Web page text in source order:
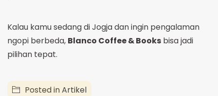
Kalau kamu sedang di Jogja dan ingin pengalaman
ngopi berbeda, Blanco Coffee & Books bisa jadi
pilihan tepat.
Posted inArtikel